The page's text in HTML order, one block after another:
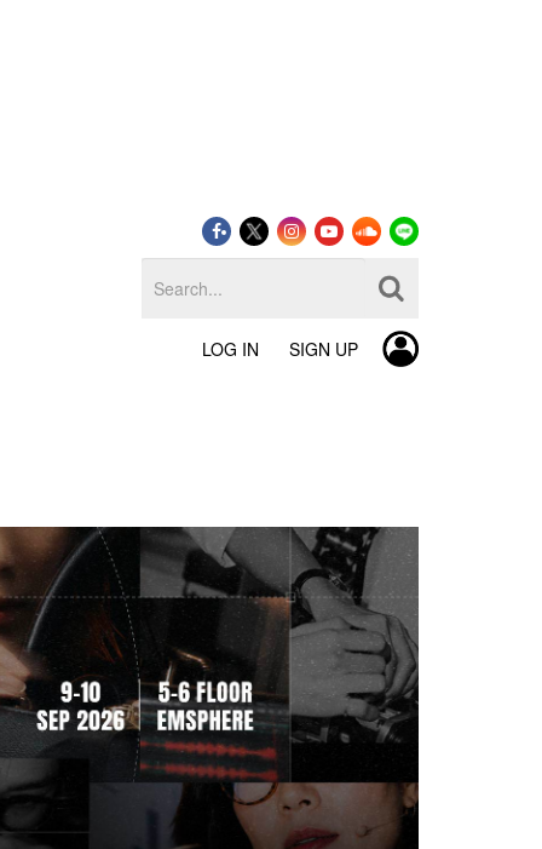
LOG IN SIGN UP